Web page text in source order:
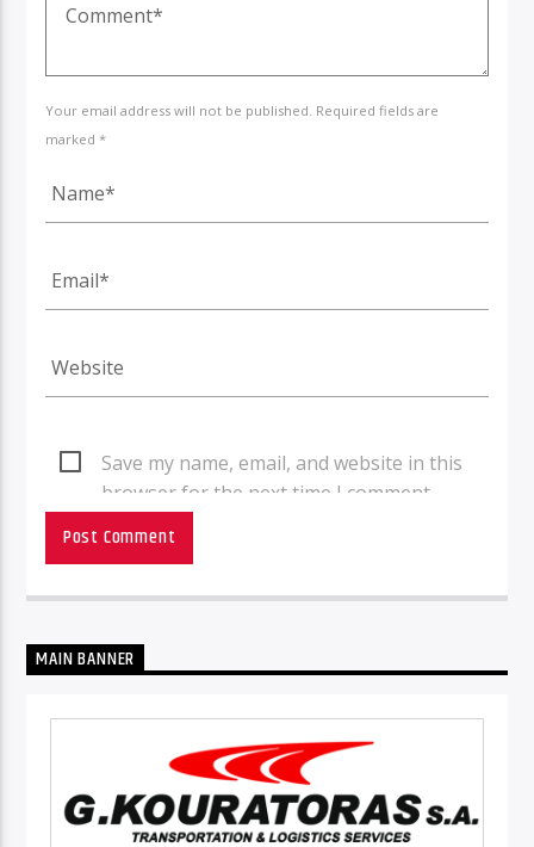
Your email address will not be published. Required fields are
marked *
Save my name, email, and website in this
browser for the next time I comment.
MAIN BANNER